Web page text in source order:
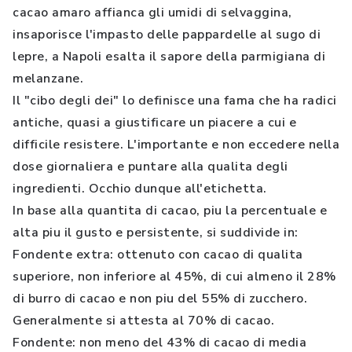
cacao amaro affianca gli umidi di selvaggina,
insaporisce l'impasto delle pappardelle al sugo di
lepre, a Napoli esalta il sapore della parmigiana di
melanzane.
Il "cibo degli dei" lo definisce una fama che ha radici
antiche, quasi a giustificare un piacere a cui e
difficile resistere. L'importante e non eccedere nella
dose giornaliera e puntare alla qualita degli
ingredienti. Occhio dunque all'etichetta.
In base alla quantita di cacao, piu la percentuale e
alta piu il gusto e persistente, si suddivide in:
Fondente extra: ottenuto con cacao di qualita
superiore, non inferiore al 45%, di cui almeno il 28%
di burro di cacao e non piu del 55% di zucchero.
Generalmente si attesta al 70% di cacao.
Fondente: non meno del 43% di cacao di media